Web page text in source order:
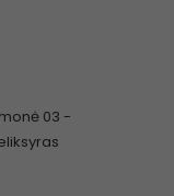
03 -